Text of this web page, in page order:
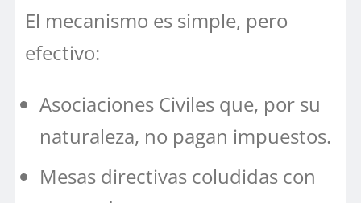
El mecanismo es simple, pero
efectivo:
Asociaciones Civiles que, por su
naturaleza, no pagan impuestos.
Mesas directivas coludidas con